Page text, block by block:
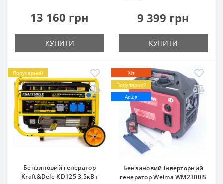
13 160 грн
КУПИТИ
9 399 грн
КУПИТИ
Популярний
Бензиновий генератор
Kraft&Dele KD125 3.5кВт
Хіт
Популярний
Акція
Бензиновий інверторний
генератор Weima WM2300iS